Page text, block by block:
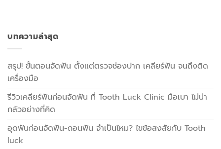
บทความล่าสุด
สรุป! ขั้นตอนจัดฟัน ตั้งแต่ตรวจช่องปาก เคลียร์ฟัน จนถึงติด
เครื่องมือ
รีวิวเคลียร์ฟันก่อนจัดฟัน ที่ Tooth Luck Clinic มือเบา ไม่น่า
กลัวอย่างที่คิด
อุดฟันก่อนจัดฟัน-ถอนฟัน จำเป็นไหม? ไขข้อสงสัยกับ Tooth
luck